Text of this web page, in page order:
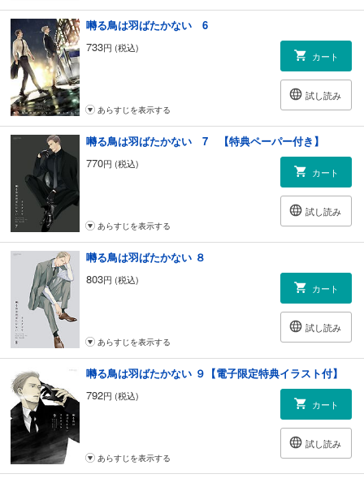
囀る鳥は羽ばたかない 6
733円 (税込)
カート
試し読み
あらすじを表示する
囀る鳥は羽ばたかない 7 【特典ペーパー付き】
770円 (税込)
カート
試し読み
あらすじを表示する
囀る鳥は羽ばたかない ８
803円 (税込)
カート
試し読み
あらすじを表示する
囀る鳥は羽ばたかない ９【電子限定特典イラスト付】
792円 (税込)
カート
試し読み
あらすじを表示する